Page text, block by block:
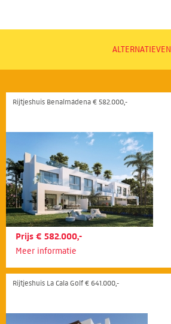
ALTERNATIEVEN
Rijtjeshuis Benalmádena € 582.000,-
Prijs € 582.000,-
Meer informatie
Rijtjeshuis La Cala Golf € 641.000,-